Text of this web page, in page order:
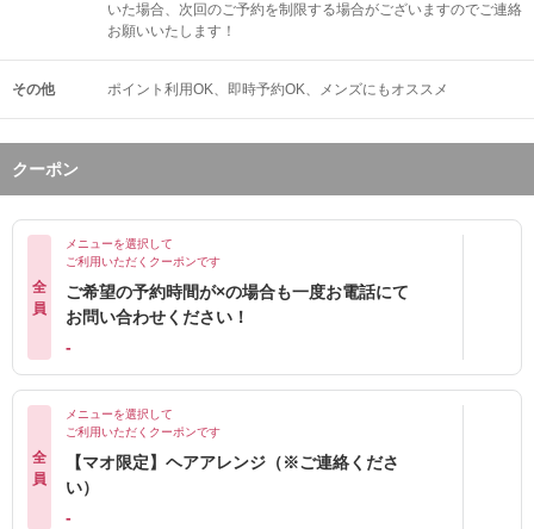
いた場合、次回のご予約を制限する場合がございますのでご連絡
お願いいたします！
その他 ポイント利用OK 即時予約OK メンズにもオススメ
クーポン
全
員
メニューを選択して
ご利用いただくクーポンです
ご希望の予約時間が×の場合も一度お電話にて
お問い合わせください！
-
全
員
メニューを選択して
ご利用いただくクーポンです
【マオ限定】ヘアアレンジ（※ご連絡くださ
い）
-